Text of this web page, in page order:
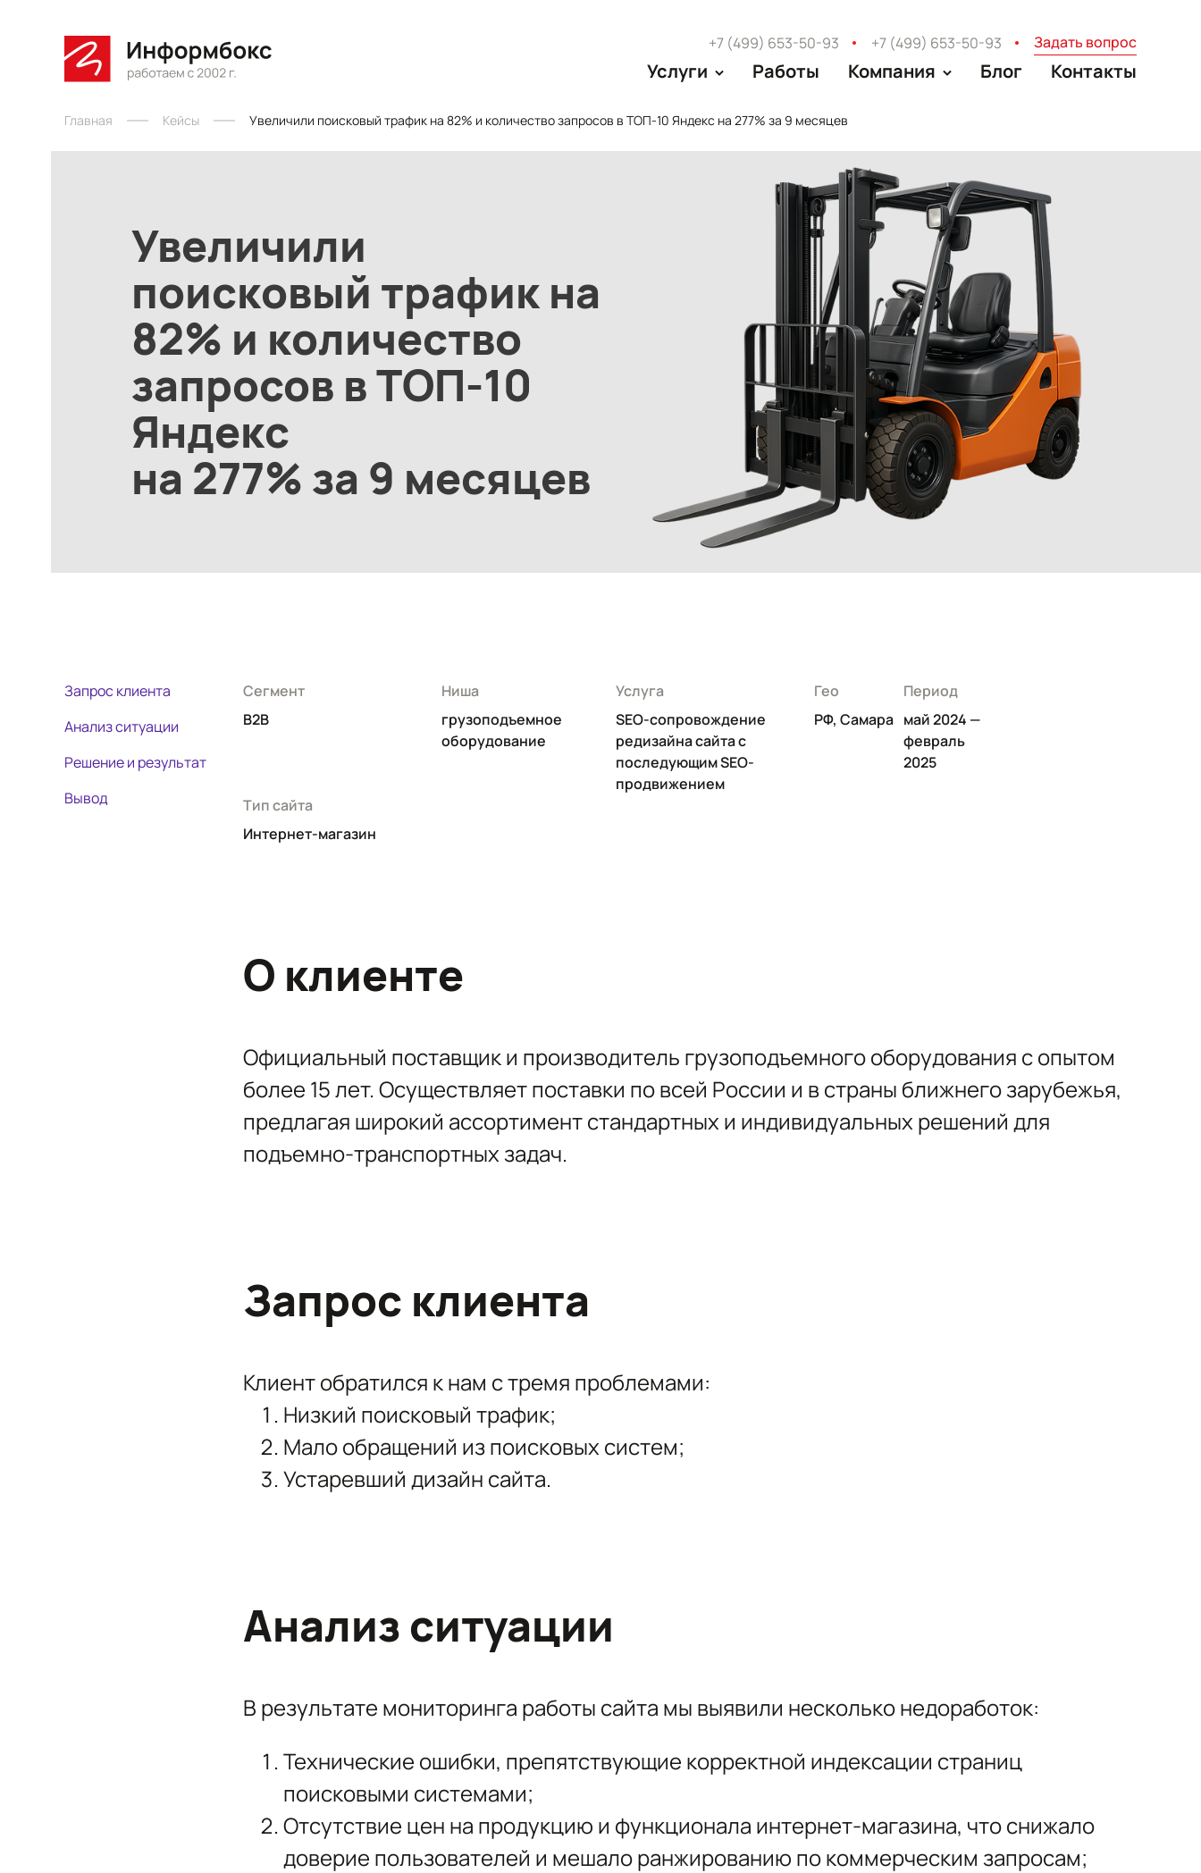
+7 (499) 653-50-93 +7 (499) 653-50-93 Задать вопрос
Услуги Работы Компания Блог Контакты
Главная Кейсы Увеличили поисковый трафик на 82% и количество запросов в ТОП-10 Яндекс на 277% за 9 месяцев
Увеличили
поисковый трафик на
82% и количество
запросов в ТОП-10
Яндекс
на 277% за 9 месяцев
Запрос клиента
Анализ ситуации
Решение и результат
Вывод
Сегмент
B2B
Ниша
грузоподъемное
оборудование
Услуга
SEO-сопровождение
редизайна сайта с
последующим SEO-
продвижением
Гео
РФ, Самара
Период
май 2024 —
февраль
2025
Тип сайта
Интернет-магазин
О клиенте
Официальный поставщик и производитель грузоподъемного оборудования с опытом
более 15 лет. Осуществляет поставки по всей России и в страны ближнего зарубежья,
предлагая широкий ассортимент стандартных и индивидуальных решений для
подъемно-транспортных задач.
Запрос клиента
Клиент обратился к нам с тремя проблемами:
Низкий поисковый трафик;
Мало обращений из поисковых систем;
Устаревший дизайн сайта.
Анализ ситуации
В результате мониторинга работы сайта мы выявили несколько недоработок:
Технические ошибки, препятствующие корректной индексации страниц
поисковыми системами;
Отсутствие цен на продукцию и функционала интернет-магазина, что снижало
доверие пользователей и мешало ранжированию по коммерческим запросам;